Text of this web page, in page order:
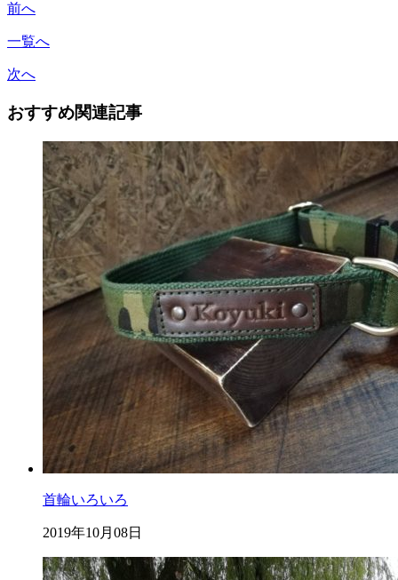
前へ
一覧へ
次へ
おすすめ関連記事
首輪いろいろ
2019年10月08日